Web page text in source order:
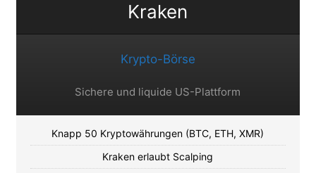
Kraken
Krypto-Börse
Sichere und liquide US-Plattform
Knapp 50 Kryptowährungen (BTC, ETH, XMR)
Kraken erlaubt Scalping